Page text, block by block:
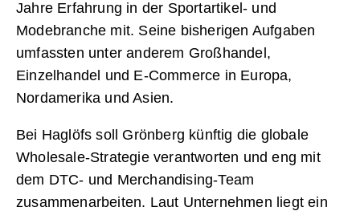
Jahre Erfahrung in der Sportartikel- und
Modebranche mit. Seine bisherigen Aufgaben
umfassten unter anderem Großhandel,
Einzelhandel und E-Commerce in Europa,
Nordamerika und Asien.
Bei Haglöfs soll Grönberg künftig die globale
Wholesale-Strategie verantworten und eng mit
dem DTC- und Merchandising-Team
zusammenarbeiten. Laut Unternehmen liegt ein